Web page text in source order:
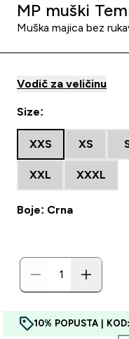
MP muški
Muška majica bez
Vodič za veličinu
Size:
XXS XS
XXL XXXL
Boje: Crna
10% POPUSTA |